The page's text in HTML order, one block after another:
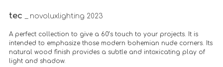
tec _ novoluxlighting 2023
A perfect collection to give a 60’s touch to your projects. It is
intended to emphasize those modern bohemian nude corners. Its
natural wood finish provides a subtle and intoxicating play of
light and shadow.